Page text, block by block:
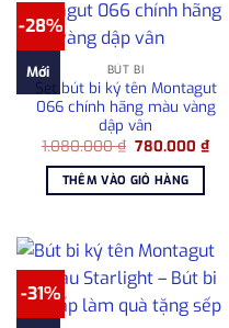
-28%
Mới BÚT BI
Set bút bi ký tên Montagut
066 chính hãng màu vàng
dập vân
1.080.000₫ Giá
là:
1.080.000 ₫.
780.000₫Giá
hiện
THÊM VÀO GIỎ HÀNG
-31%